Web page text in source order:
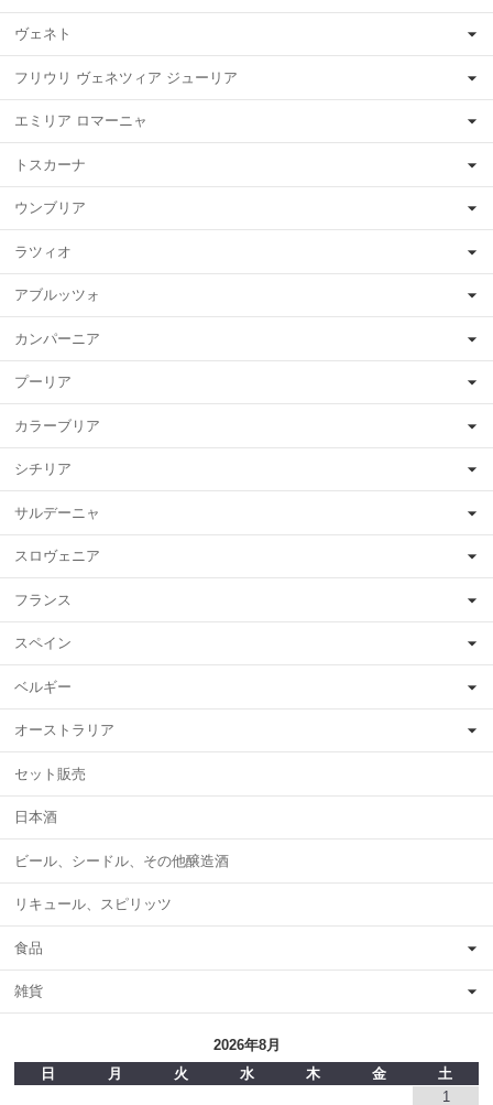
ヴェネト
フリウリ ヴェネツィア ジューリア
エミリア ロマーニャ
トスカーナ
ウンブリア
ラツィオ
アブルッツォ
カンパーニア
プーリア
カラーブリア
シチリア
サルデーニャ
スロヴェニア
フランス
スペイン
ベルギー
オーストラリア
セット販売
日本酒
ビール、シードル、その他醸造酒
リキュール、スピリッツ
食品
雑貨
2026年8月
日
月 火 水 木 金
土
1